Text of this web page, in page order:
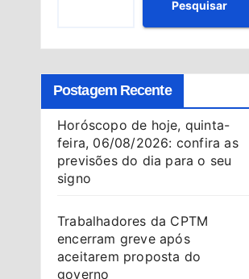
Pesquisar
Postagem Recente
Horóscopo de hoje, quinta-
feira, 06/08/2026: confira as
previsões do dia para o seu
signo
Trabalhadores da CPTM
encerram greve após
aceitarem proposta do
governo